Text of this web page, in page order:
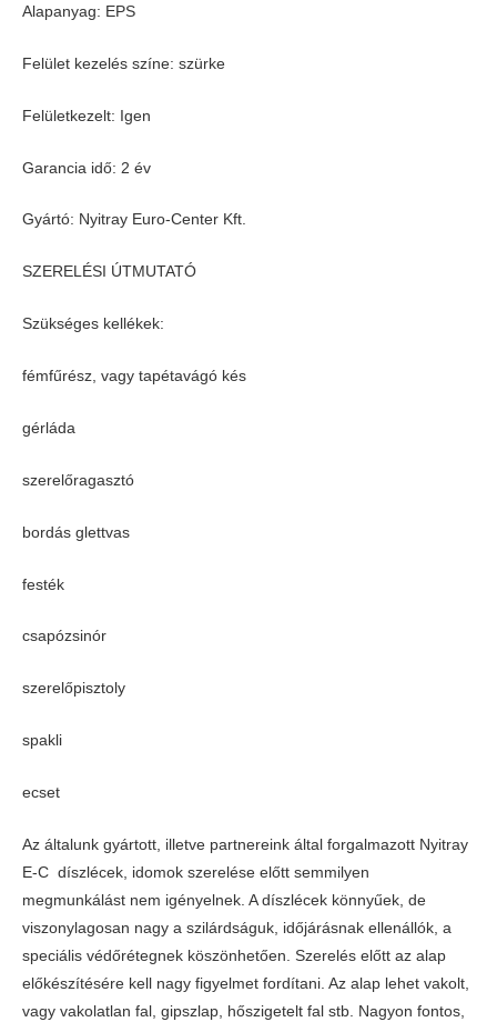
Alapanyag: EPS
Felület kezelés színe: szürke
Felületkezelt: Igen
Garancia idő: 2 év
Gyártó: Nyitray Euro-Center Kft.
SZERELÉSI ÚTMUTATÓ
Szükséges kellékek:
fémfűrész, vagy tapétavágó kés
gérláda
szerelőragasztó
bordás glettvas
festék
csapózsinór
szerelőpisztoly
spakli
ecset
Az általunk gyártott, illetve partnereink által forgalmazott Nyitray
E-C díszlécek, idomok szerelése előtt semmilyen
megmunkálást nem igényelnek. A díszlécek könnyűek, de
viszonylagosan nagy a szilárdságuk, időjárásnak ellenállók, a
speciális védőrétegnek köszönhetően. Szerelés előtt az alap
előkészítésére kell nagy figyelmet fordítani. Az alap lehet vakolt,
vagy vakolatlan fal, gipszlap, hőszigetelt fal stb. Nagyon fontos,